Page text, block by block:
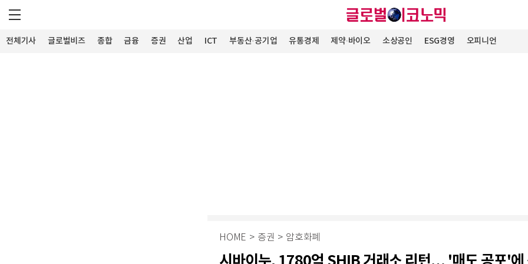
전체기사 글로벌비즈 종합 금융 증권 산업 ICT 부동산·공기업 유통경제 제약∙바이오 소상공인 ESG경영 오피니언
HOME > 증권 > 암호화폐